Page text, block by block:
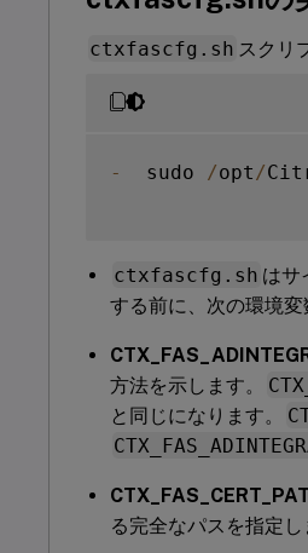
ctxfascfg.sh スクリ
-
  sudo
/opt /
ctxfascfg.sh はサ
する前に、次の環境変
方法を示します。
と同じになります。
る完全なパスを指定し